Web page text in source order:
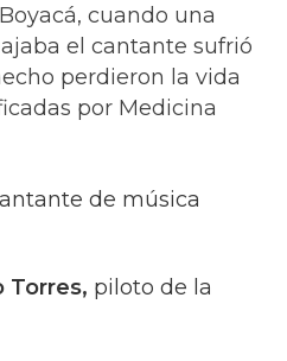
cuando una
el cantante sufrió
perdieron la vida
por Medicina
de música
Torres, piloto de la